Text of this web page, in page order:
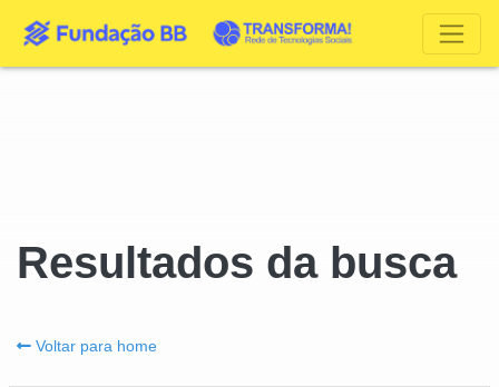
Resultados da busca
Voltar para home